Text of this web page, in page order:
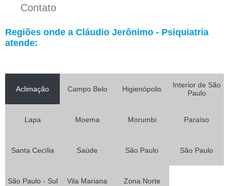
Contato
Regiões onde a Cláudio Jerônimo - Psiquiatria
atende:
Aclimação Campo Belo Higienópolis
Interior de São
Paulo
Lapa Moema Morumbi Paraíso
Santa Cecília Saúde São Paulo São Paulo
São Paulo - Sul Vila Mariana Zona Norte